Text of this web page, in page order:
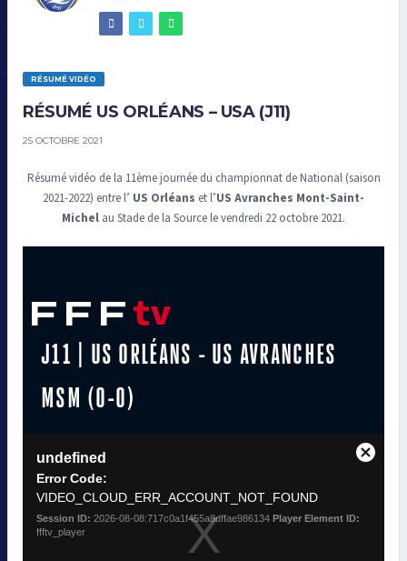
RÉSUMÉ VIDÉO
RÉSUMÉ US ORLÉANS – USA (J11)
25 OCTOBRE 2021
Résumé vidéo de la 11ème journée du championnat de National (saison
2021-2022) entre l’ US Orléans et l’US Avranches Mont-Saint-
Michel au Stade de la Source le vendredi 22 octobre 2021.